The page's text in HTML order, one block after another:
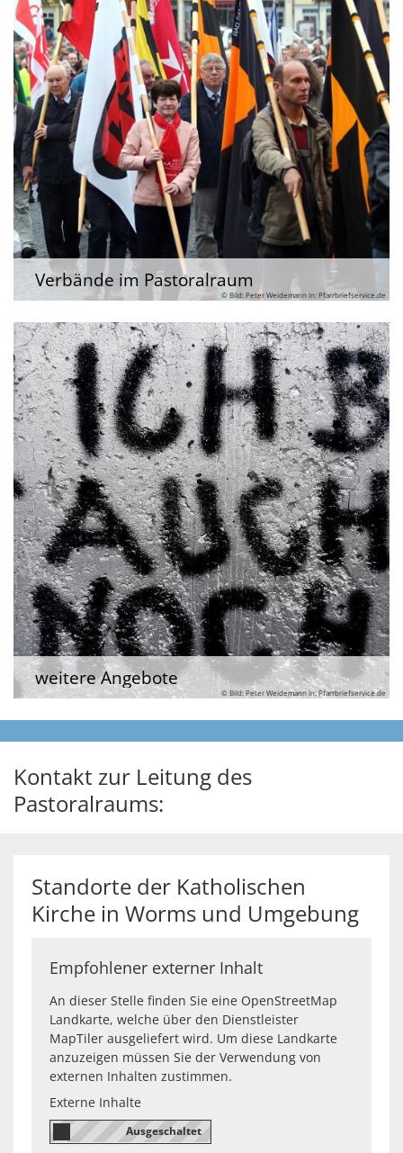
Verbände im Pastoralraum
© Bild: Peter Weidemann in: Pfarrbriefservice.de
weitere Angebote
© Bild: Peter Weidemann In: Pfarrbriefservice.de
Kontakt zur Leitung des
Pastoralraums:
Standorte der Katholischen
Kirche in Worms und Umgebung
Empfohlener externer Inhalt
An dieser Stelle finden Sie eine OpenStreetMap
Landkarte, welche über den Dienstleister
MapTiler ausgeliefert wird. Um diese Landkarte
anzuzeigen müssen Sie der Verwendung von
externen Inhalten zustimmen.
Externe Inhalte